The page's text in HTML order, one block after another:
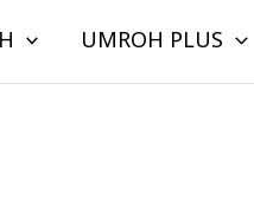
UMROH PLUS